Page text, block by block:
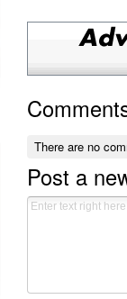
There are no
Post a